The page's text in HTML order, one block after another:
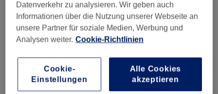
Datenverkehr zu analysieren. Wir geben auch
Informationen über die Nutzung unserer Webseite an
unsere Partner für soziale Medien, Werbung und
Analysen weiter. Cookie-Richtlinien
Cookie-
Einstellungen
Alle Cookies
akzeptieren